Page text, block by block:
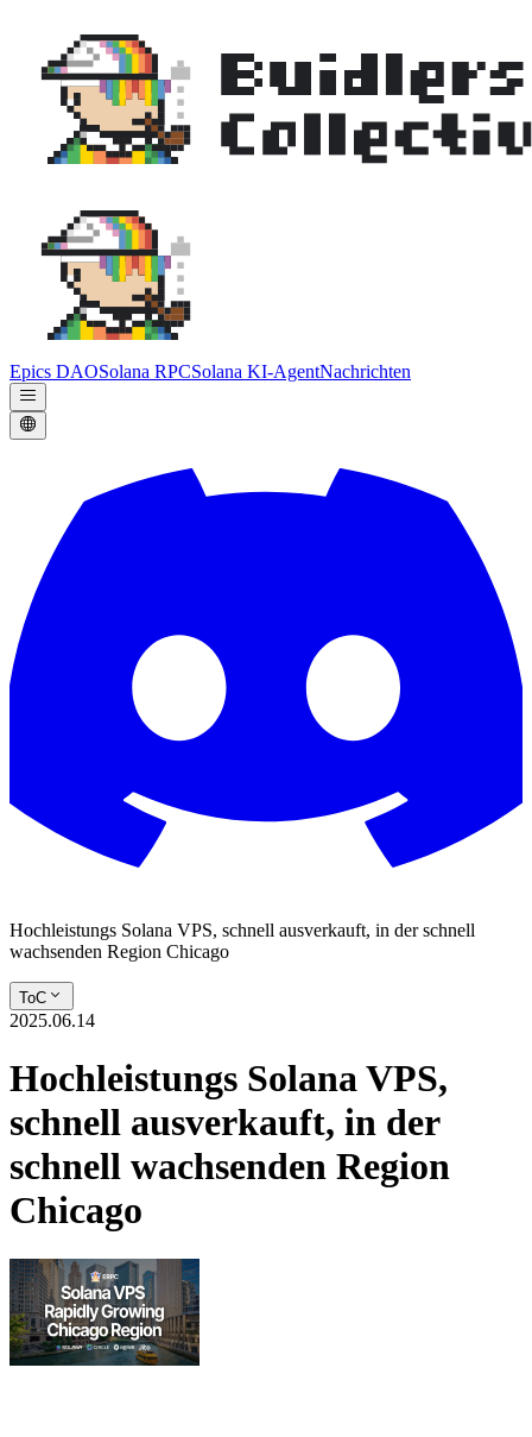
Epics DAOSolana RPCSolana KI-AgentNachrichten
Hochleistungs Solana VPS, schnell ausverkauft, in der schnell
wachsenden Region Chicago
ToC
2025.06.14
Hochleistungs Solana VPS,
schnell ausverkauft, in der
schnell wachsenden Region
Chicago